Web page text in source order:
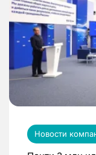
Новости